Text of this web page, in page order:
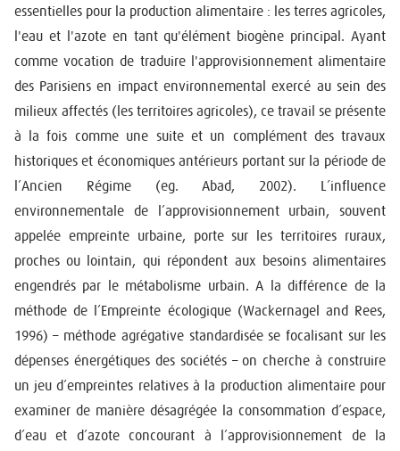
essentielles pour la production alimentaire : les terres agricoles,
l'eau et l'azote en tant qu'élément biogène principal. Ayant
comme vocation de traduire l'approvisionnement alimentaire
des Parisiens en impact environnemental exercé au sein des
milieux affectés (les territoires agricoles), ce travail se présente
à la fois comme une suite et un complément des travaux
historiques et économiques antérieurs portant sur la période de
l’Ancien Régime (eg. Abad, 2002). L’influence
environnementale de l’approvisionnement urbain, souvent
appelée empreinte urbaine, porte sur les territoires ruraux,
proches ou lointain, qui répondent aux besoins alimentaires
engendrés par le métabolisme urbain. A la différence de la
méthode de l’Empreinte écologique (Wackernagel and Rees,
1996) – méthode agrégative standardisée se focalisant sur les
dépenses énergétiques des sociétés – on cherche à construire
un jeu d’empreintes relatives à la production alimentaire pour
examiner de manière désagrégée la consommation d’espace,
d’eau et d’azote concourant à l’approvisionnement de la